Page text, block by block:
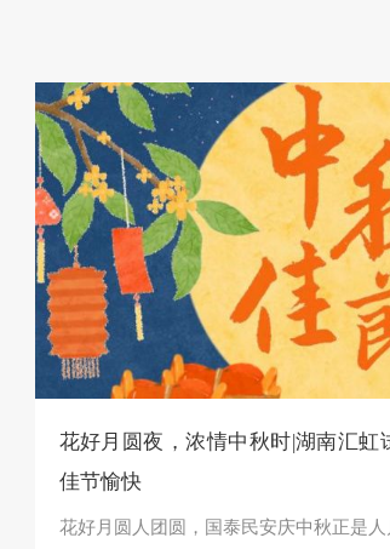
花好月圆夜，浓情中秋时|湖南汇虹
佳节愉快